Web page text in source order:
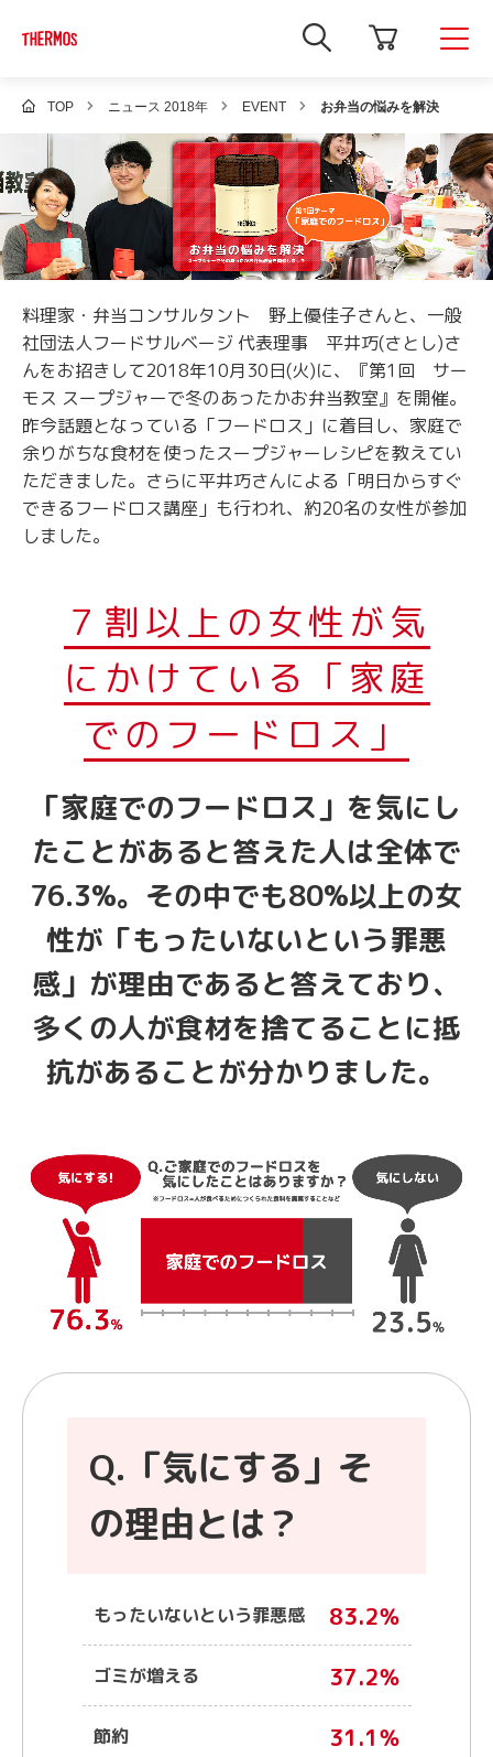
新
し
ィ
ド
ウ
で
Google
サ
イ
ト
内
検
を
き
ま
す
TOP ニュース 2018年 EVENT お弁当の悩みを解決
料理家・弁当コンサルタント 野上優佳子さんと、一般
社団法人フードサルベージ 代表理事 平井巧(さとし)さ
んをお招きして2018年10月30日(火)に、『第1回 サー
モス スープジャーで冬のあったかお弁当教室』を開催。
昨今話題となっている「フードロス」に着目し、家庭で
余りがちな食材を使ったスープジャーレシピを教えてい
ただきました。さらに平井巧さんによる「明日からすぐ
できるフードロス講座」も行われ、約20名の女性が参加
しました。
７割以上の女性が気
にかけている「家庭
でのフードロス」
「家庭でのフードロス」を気にし
たことがあると答えた人は全体で
76.3%。その中でも80%以上の女
性が「もったいないという罪悪
感」が理由であると答えており、
多くの人が食材を捨てることに抵
抗があることが分かりました。
Q.「気にする」そ
の理由とは？
もったいないという罪悪感 83.2％
ゴミが増える 37.2％
節約 31.1％